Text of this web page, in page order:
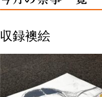
収録襖絵